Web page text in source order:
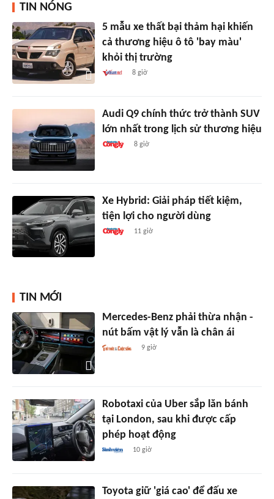
TIN NÓNG
5 mẫu xe thất bại thảm hại khiến
cả thương hiệu ô tô 'bay màu'
khỏi thị trường
8 giờ
Audi Q9 chính thức trở thành SUV
lớn nhất trong lịch sử thương hiệu
8 giờ
Xe Hybrid: Giải pháp tiết kiệm,
tiện lợi cho người dùng
11 giờ
TIN MỚI
Mercedes-Benz phải thừa nhận -
nút bấm vật lý vẫn là chân ái
9 giờ
Robotaxi của Uber sắp lăn bánh
tại London, sau khi được cấp
phép hoạt động
10 giờ
Toyota giữ 'giá cao' để đấu xe